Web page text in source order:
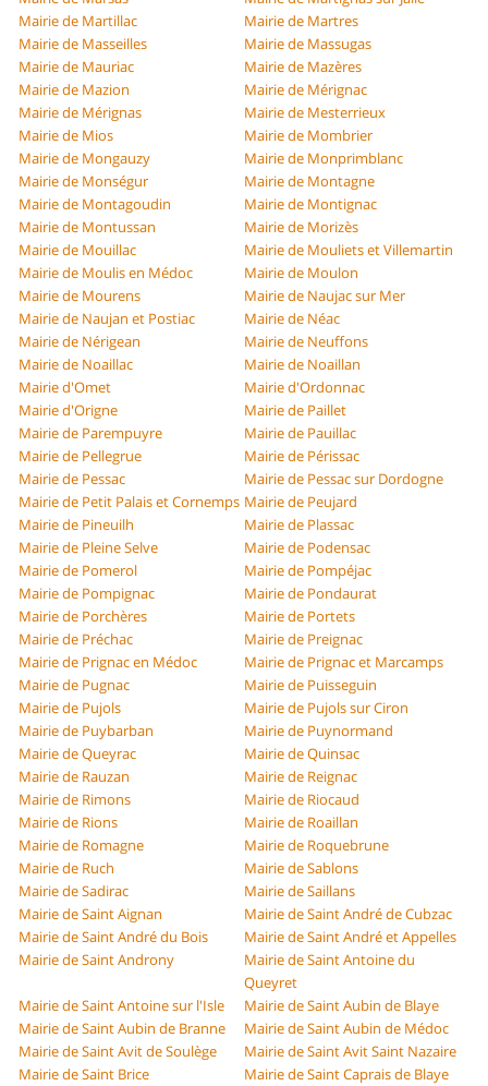
Mairie de Martillac
Mairie de Martres
Mairie de Masseilles
Mairie de Massugas
Mairie de Mauriac
Mairie de Mazères
Mairie de Mazion
Mairie de Mérignac
Mairie de Mérignas
Mairie de Mesterrieux
Mairie de Mios
Mairie de Mombrier
Mairie de Mongauzy
Mairie de Monprimblanc
Mairie de Monségur
Mairie de Montagne
Mairie de Montagoudin
Mairie de Montignac
Mairie de Montussan
Mairie de Morizès
Mairie de Mouillac
Mairie de Mouliets et Villemartin
Mairie de Moulis en Médoc
Mairie de Moulon
Mairie de Mourens
Mairie de Naujac sur Mer
Mairie de Naujan et Postiac
Mairie de Néac
Mairie de Nérigean
Mairie de Neuffons
Mairie de Noaillac
Mairie de Noaillan
Mairie d'Omet
Mairie d'Ordonnac
Mairie d'Origne
Mairie de Paillet
Mairie de Parempuyre
Mairie de Pauillac
Mairie de Pellegrue
Mairie de Périssac
Mairie de Pessac
Mairie de Pessac sur Dordogne
Mairie de Petit Palais et Cornemps Mairie de Peujard
Mairie de Pineuilh
Mairie de Plassac
Mairie de Pleine Selve
Mairie de Podensac
Mairie de Pomerol
Mairie de Pompéjac
Mairie de Pompignac
Mairie de Pondaurat
Mairie de Porchères
Mairie de Portets
Mairie de Préchac
Mairie de Preignac
Mairie de Prignac en Médoc
Mairie de Prignac et Marcamps
Mairie de Pugnac
Mairie de Puisseguin
Mairie de Pujols
Mairie de Pujols sur Ciron
Mairie de Puybarban
Mairie de Puynormand
Mairie de Queyrac
Mairie de Quinsac
Mairie de Rauzan
Mairie de Reignac
Mairie de Rimons
Mairie de Riocaud
Mairie de Rions
Mairie de Roaillan
Mairie de Romagne
Mairie de Roquebrune
Mairie de Ruch
Mairie de Sablons
Mairie de Sadirac
Mairie de Saillans
Mairie de Saint Aignan
Mairie de Saint André de Cubzac
Mairie de Saint André du Bois
Mairie de Saint André et Appelles
Mairie de Saint Androny
Mairie de Saint Antoine du
Queyret
Mairie de Saint Antoine sur l'Isle
Mairie de Saint Aubin de Blaye
Mairie de Saint Aubin de Branne
Mairie de Saint Aubin de Médoc
Mairie de Saint Avit de Soulège
Mairie de Saint Avit Saint Nazaire
Mairie de Saint Brice
Mairie de Saint Caprais de Blaye